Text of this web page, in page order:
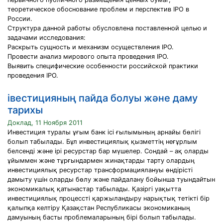
теоретическое обоснование проблем и перспектив IPO в
России.
Структура данной работы обусловлена поставленной целью и
задачами исследования:
Раскрыть сущность и механизм осуществления IPO.
Провести анализ мирового опыта проведения IPO.
Выявить специфические особенности российской практики
проведения IPO.
iвестицияның пайда болуы және даму
тарихы
Доклад, 11 Ноября 2011
Инвестиция туралы ұғым банк ісі ғылымының арнайы бөлігі
болып табылады. Бұл инвестициялық қызметтің неғұрлым
белсенді және ірі ресурстар бар мүшелер. Сондай – ақ оларды
ұйыммен және тұрғындармен жинақтарды тарту олардың
инвестициялық ресурстар трансформациялануы өндірісті
дамыту үшін оларды бөлу және пайдалану бойынша туындайтын
экономикалық қатынастар табылады. Қазіргі уақытта
инвестициялық процессті қаржыландыру нарықтық тетікті бір
қалыпқа келтіру Қазақстан Республикасы экономиканың
дамуының басты проблемаларының бірі болып табылады.